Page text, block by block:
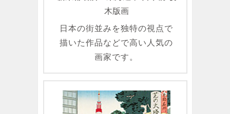
木版画
日本の街並みを独特の視点で
描いた作品などで高い人気の
画家です。